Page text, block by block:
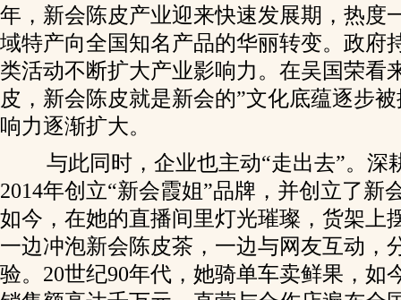
年，新会陈皮产业迎来快速发展期，热度
域特产向全国知名产品的华丽转变。政府
类活动不断扩大产业影响力。在吴国荣看
皮，新会陈皮就是新会的”文化底蕴逐步
响力逐渐扩大。
与此同时，企业也主动“走出去”。深
2014年创立“新会霞姐”品牌，并创立了新
如今，在她的直播间里灯光璀璨，货架上
一边冲泡新会陈皮茶，一边与网友互动，
验。20世纪90年代，她骑单车卖鲜果，如